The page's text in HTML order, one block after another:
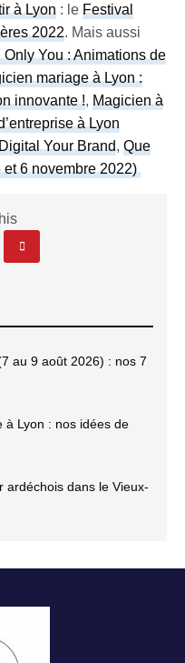
à Lyon : leFestival
2022. Mais aussi
You : Animations de
mariage à Lyon :
innovante !,Magicien à
à Lyon
Your Brand,Que
et 6 novembre 2022)
au 9 août 2026) : nos 7
à Lyon : nos idées de
ardéchois dans le Vieux-